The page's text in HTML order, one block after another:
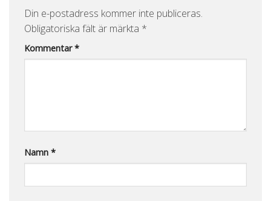
Din e-postadress kommer inte publiceras.
Obligatoriska fält är märkta *
Kommentar*
Namn *